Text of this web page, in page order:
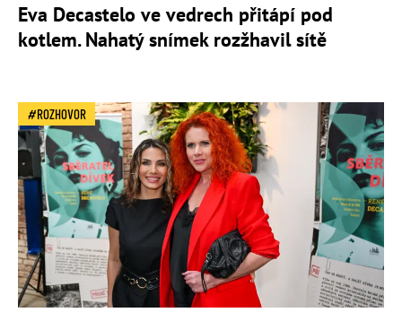
Eva Decastelo ve vedrech přitápí pod
kotlem. Nahatý snímek rozžhavil sítě
ROZHOVOR